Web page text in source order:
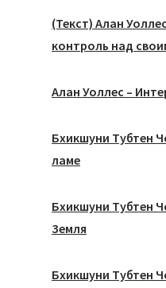
(Текст) Алан
контроль над
Алан Уоллес –
Бхикшуни Тубтен
ламе
Бхикшуни Тубтен
Земля
Бхикшуни Тубтен